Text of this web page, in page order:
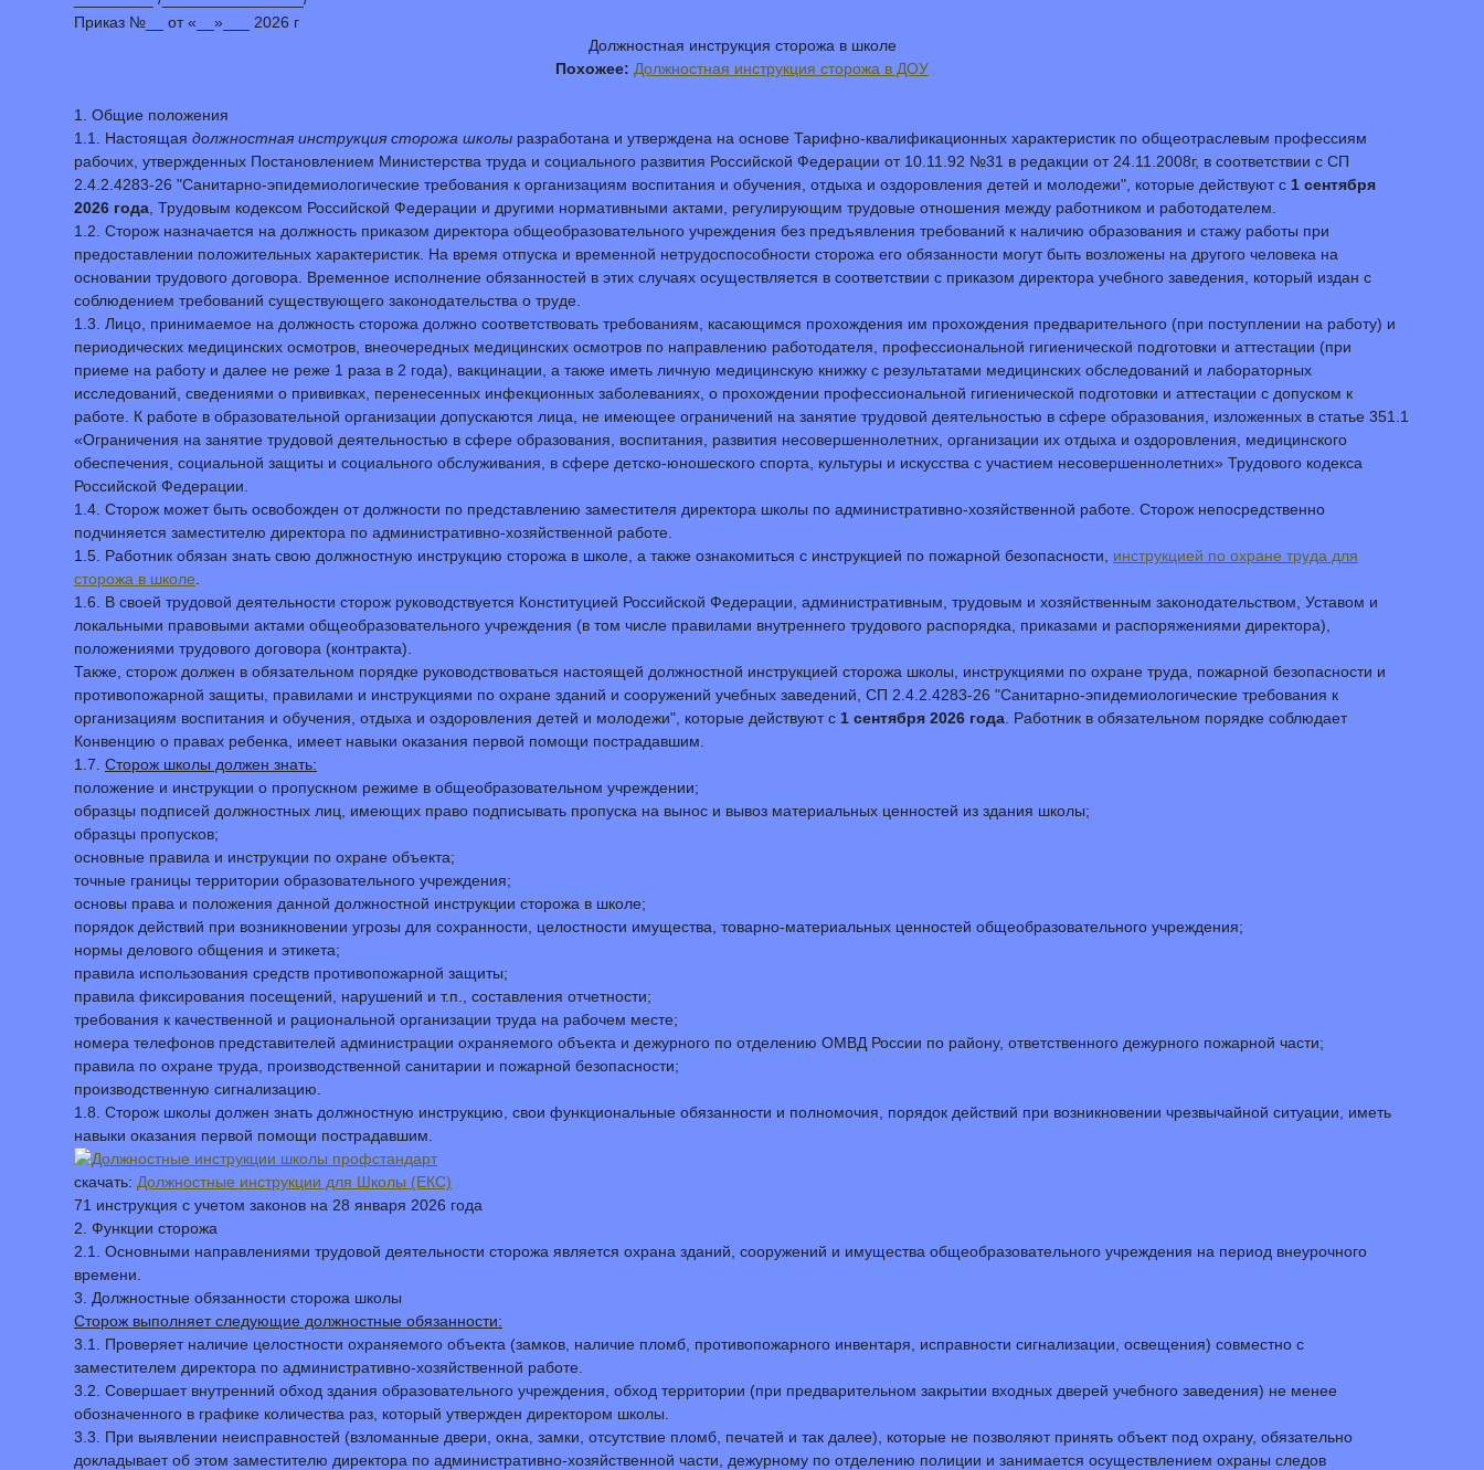
Приказ №__ от «__»___ 2026 г
Должностная инструкция сторожа в школе
Похожее: Должностная инструкция сторожа в ДОУ
1. Общие положения
1.1. Настоящая должностная инструкция сторожа школы разработана и утверждена на основе Тарифно-квалификационных характеристик по общеотраслевым профессиям
рабочих, утвержденных Постановлением Министерства труда и социального развития Российской Федерации от 10.11.92 №31 в редакции от 24.11.2008г, в соответствии с СП
2.4.2.4283-26 "Санитарно-эпидемиологические требования к организациям воспитания и обучения, отдыха и оздоровления детей и молодежи", которые действуют с 1 сентября
2026 года , Трудовым кодексом Российской Федерации и другими нормативными актами, регулирующим трудовые отношения между работником и работодателем.
1.2. Сторож назначается на должность приказом директора общеобразовательного учреждения без предъявления требований к наличию образования и стажу работы при
предоставлении положительных характеристик. На время отпуска и временной нетрудоспособности сторожа его обязанности могут быть возложены на другого человека на
основании трудового договора. Временное исполнение обязанностей в этих случаях осуществляется в соответствии с приказом директора учебного заведения, который издан с
соблюдением требований существующего законодательства о труде.
1.3. Лицо, принимаемое на должность сторожа должно соответствовать требованиям, касающимся прохождения им прохождения предварительного (при поступлении на работу) и
периодических медицинских осмотров, внеочередных медицинских осмотров по направлению работодателя, профессиональной гигиенической подготовки и аттестации (при
приеме на работу и далее не реже 1 раза в 2 года), вакцинации, а также иметь личную медицинскую книжку с результатами медицинских обследований и лабораторных
исследований, сведениями о прививках, перенесенных инфекционных заболеваниях, о прохождении профессиональной гигиенической подготовки и аттестации с допуском к
работе. К работе в образовательной организации допускаются лица, не имеющее ограничений на занятие трудовой деятельностью в сфере образования, изложенных в статье 351.1
«Ограничения на занятие трудовой деятельностью в сфере образования, воспитания, развития несовершеннолетних, организации их отдыха и оздоровления, медицинского
обеспечения, социальной защиты и социального обслуживания, в сфере детско-юношеского спорта, культуры и искусства с участием несовершеннолетних» Трудового кодекса
Российской Федерации.
1.4. Сторож может быть освобожден от должности по представлению заместителя директора школы по административно-хозяйственной работе. Сторож непосредственно
подчиняется заместителю директора по административно-хозяйственной работе.
1.5. Работник обязан знать свою должностную инструкцию сторожа в школе, а также ознакомиться с инструкцией по пожарной безопасности, инструкцией по охране труда для
сторожа в школе
1.6. В своей трудовой деятельности сторож руководствуется Конституцией Российской Федерации, административным, трудовым и хозяйственным законодательством, Уставом и
локальными правовыми актами общеобразовательного учреждения (в том числе правилами внутреннего трудового распорядка, приказами и распоряжениями директора),
положениями трудового договора (контракта).
Также, сторож должен в обязательном порядке руководствоваться настоящей должностной инструкцией сторожа школы, инструкциями по охране труда, пожарной безопасности и
противопожарной защиты, правилами и инструкциями по охране зданий и сооружений учебных заведений, СП 2.4.2.4283-26 "Санитарно-эпидемиологические требования к
организациям воспитания и обучения, отдыха и оздоровления детей и молодежи", которые действуют с 1 сентября 2026 года . Работник в обязательном порядке соблюдает
Конвенцию о правах ребенка, имеет навыки оказания первой помощи пострадавшим.
1.7. Сторож школы должен знать:
положение и инструкции о пропускном режиме в общеобразовательном учреждении;
образцы подписей должностных лиц, имеющих право подписывать пропуска на вынос и вывоз материальных ценностей из здания школы;
образцы пропусков;
основные правила и инструкции по охране объекта;
точные границы территории образовательного учреждения;
основы права и положения данной должностной инструкции сторожа в школе;
порядок действий при возникновении угрозы для сохранности, целостности имущества, товарно-материальных ценностей общеобразовательного учреждения;
нормы делового общения и этикета;
правила использования средств противопожарной защиты;
правила фиксирования посещений, нарушений и т.п., составления отчетности;
требования к качественной и рациональной организации труда на рабочем месте;
номера телефонов представителей администрации охраняемого объекта и дежурного по отделению ОМВД России по району, ответственного дежурного пожарной части;
правила по охране труда, производственной санитарии и пожарной безопасности;
производственную сигнализацию.
1.8. Сторож школы должен знать должностную инструкцию, свои функциональные обязанности и полномочия, порядок действий при возникновении чрезвычайной ситуации, иметь
навыки оказания первой помощи пострадавшим.
скачать: Должностные инструкции для Школы (ЕКС)
71 инструкция с учетом законов на 28 января 2026 года
2. Функции сторожа
2.1. Основными направлениями трудовой деятельности сторожа является охрана зданий, сооружений и имущества общеобразовательного учреждения на период внеурочного
времени.
3. Должностные обязанности сторожа школы
Сторож выполняет следующие должностные обязанности:
3.1. Проверяет наличие целостности охраняемого объекта (замков, наличие пломб, противопожарного инвентаря, исправности сигнализации, освещения) совместно с
заместителем директора по административно-хозяйственной работе.
3.2. Совершает внутренний обход здания образовательного учреждения, обход территории (при предварительном закрытии входных дверей учебного заведения) не менее
обозначенного в графике количества раз, который утвержден директором школы.
3.3. При выявлении неисправностей (взломанные двери, окна, замки, отсутствие пломб, печатей и так далее), которые не позволяют принять объект под охрану, обязательно
докладывает об этом заместителю директора по административно-хозяйственной части, дежурному по отделению полиции и занимается осуществлением охраны следов